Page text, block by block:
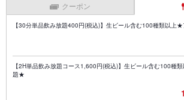
クーポン
【30分単品飲み放題400円(税込)】生ビール含む100種類以上
【2H単品飲み放題コース1,600円(税込)】生ビール含む100種
題★